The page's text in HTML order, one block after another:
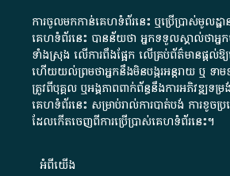
ការចូលមកកាន់គេហទំព័រនេះ ឬប្រើប្រាស់មូលដ្
គេហទំព័រនេះ បានន័យថា អ្នកទទួលស្គាល់ថាអ្
ទាំងស្រុង លើការពឹងផ្អែក លើគ្រប់ព័ត៌មានផ្តល់
ហើយយល់ព្រមថាអ្នកនឹងមិនបង្ករអន្តរាយ ឬ ទា
ត្រូវពីបុគ្គល ឬអង្គភាពពាក់ព័ន្ធនឹងការអភិវឌ្ឍទម្
គេហទំព័រនេះ សម្រាប់រាល់ការបាត់បង់ ការខូច
ដែលកើតចេញពីការប្រើប្រាស់គេហទំព័រនេះ។
អំពី​យើង​